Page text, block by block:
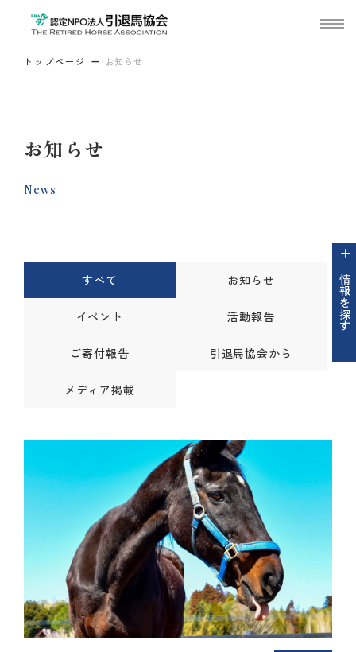
トップページ お知らせ
お知らせ
News
情報を探す
すべて お知らせ
イベント 活動報告
ご寄付報告 引退馬協会から
メディア掲載